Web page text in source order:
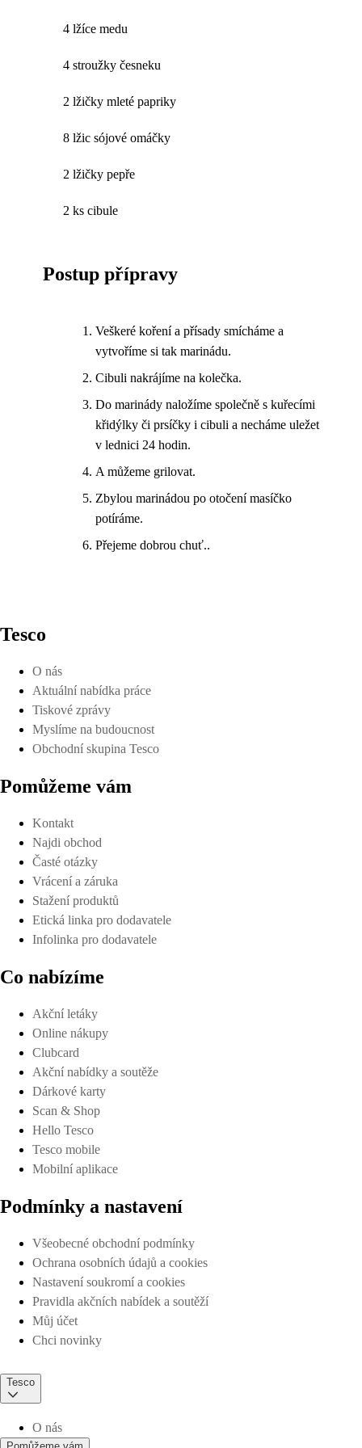
4 lžíce medu
4 stroužky česneku
2 lžičky mleté papriky
8 lžic sójové omáčky
2 lžičky pepře
2 ks cibule
Postup přípravy
Veškeré koření a přísady smícháme a
vytvoříme si tak marinádu.
Cibuli nakrájíme na kolečka.
Do marinády naložíme společně s kuřecími
křidýlky či prsíčky i cibuli a necháme uležet
v lednici 24 hodin.
A můžeme grilovat.
Zbylou marinádou po otočení masíčko
potíráme.
Přejeme dobrou chuť..
Tesco
O nás
Aktuální nabídka práce
Tiskové zprávy
Myslíme na budoucnost
Obchodní skupina Tesco
Pomůžeme vám
Kontakt
Najdi obchod
Časté otázky
Vrácení a záruka
Stažení produktů
Etická linka pro dodavatele
Infolinka pro dodavatele
Co nabízíme
Akční letáky
Online nákupy
Clubcard
Akční nabídky a soutěže
Dárkové karty
Scan & Shop
Hello Tesco
Tesco mobile
Mobilní aplikace
Podmínky a nastavení
Všeobecné obchodní podmínky
Ochrana osobních údajů a cookies
Nastavení soukromí a cookies
Pravidla akčních nabídek a soutěží
Můj účet
Chci novinky
Tesco
O nás